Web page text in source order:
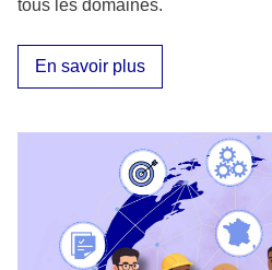
tous les domaines.
En savoir plus